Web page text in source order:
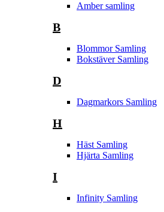
Amber samling
B
Blommor Samling
Bokstäver Samling
D
Dagmarkors Samling
H
Häst Samling
Hjärta Samling
I
Infinity Samling